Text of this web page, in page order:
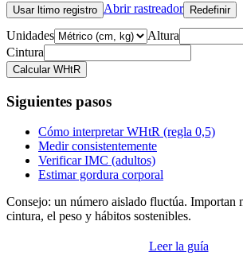
Usar ltimo registro Abrir rastreador Redefinir
Unidades
Altura
Cintura
Calcular WHtR
Siguientes pasos
Cómo interpretar WHtR (regla 0,5)
Medir consistentemente
Verificar IMC (adultos)
Estimar gordura corporal
Consejo: un número aislado fluctúa. Importan
cintura, el peso y hábitos sostenibles.
Leer la guía